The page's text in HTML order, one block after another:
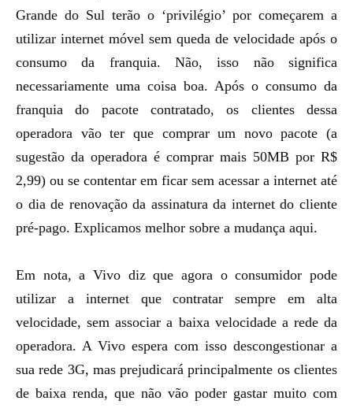
Grande do Sul terão o ‘privilégio’ por começarem a
utilizar internet móvel sem queda de velocidade após o
consumo da franquia. Não, isso não significa
necessariamente uma coisa boa. Após o consumo da
franquia do pacote contratado, os clientes dessa
operadora vão ter que comprar um novo pacote (a
sugestão da operadora é comprar mais 50MB por R$
2,99) ou se contentar em ficar sem acessar a internet até
o dia de renovação da assinatura da internet do cliente
pré-pago. Explicamos melhor sobre a mudança aqui.
Em nota, a Vivo diz que agora o consumidor pode
utilizar a internet que contratar sempre em alta
velocidade, sem associar a baixa velocidade a rede da
operadora. A Vivo espera com isso descongestionar a
sua rede 3G, mas prejudicará principalmente os clientes
de baixa renda, que não vão poder gastar muito com